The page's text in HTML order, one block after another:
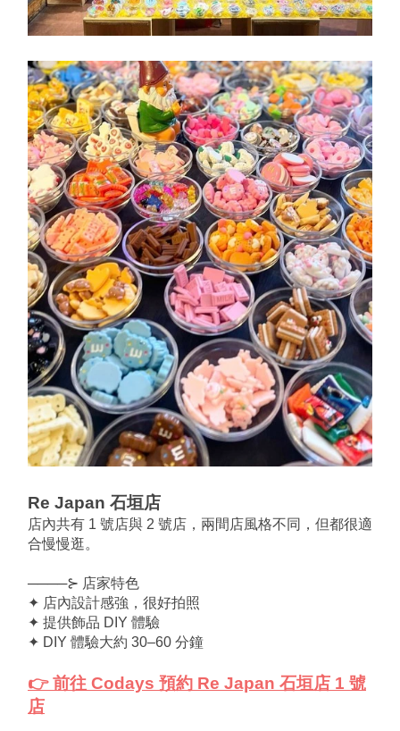
Re Japan 石垣店
店內共有 1 號店與 2 號店，兩間店風格不同，但都很適
合慢慢逛。
────⊱ 店家特色
✦ 店內設計感強，很好拍照
✦ 提供飾品 DIY 體驗
✦ DIY 體驗大約 30–60 分鐘
👉 前往 Codays 預約 Re Japan 石垣店 1 號
店